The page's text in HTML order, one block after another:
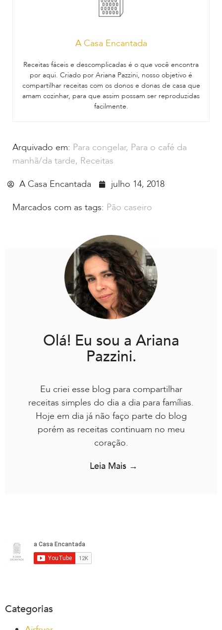
A Casa Encantada
Receitas fáceis e descomplicadas é o que você encontra
por aqui. Criado por Ariana Pazzini, nosso objetivo é
compartilhar receitas com os donos e donas de casa que
amam cozinhar, para que assim possam ser reproduzidas
facilmente.
Arquivado em: Para congelar, Para o café da
manhã/da tarde, Receitas
A Casa Encantada
julho 14, 2018
Marcados com as tags: Pão caseiro
Olá! Eu sou a Ariana
Pazzini.
Eu criei esse blog para compartilhar
receitas simples do dia a dia para famílias.
Hoje em dia já não faço parte do blog
porém as receitas continuam no meu
coração.
Leia Mais →
Categorias